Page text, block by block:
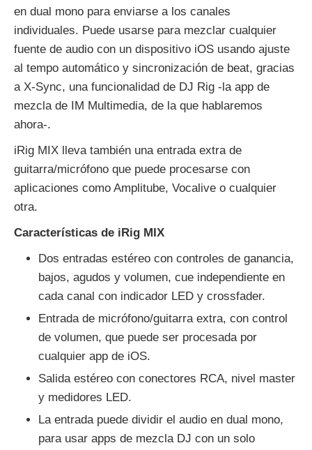
en dual mono para enviarse a los canales
individuales. Puede usarse para mezclar cualquier
fuente de audio con un dispositivo iOS usando ajuste
al tempo automático y sincronización de beat, gracias
a X-Sync, una funcionalidad de DJ Rig -la app de
mezcla de IM Multimedia, de la que hablaremos
ahora-.
iRig MIX lleva también una entrada extra de
guitarra/micrófono que puede procesarse con
aplicaciones como Amplitube, Vocalive o cualquier
otra.
Características de iRig MIX
Dos entradas estéreo con controles de ganancia,
bajos, agudos y volumen, cue independiente en
cada canal con indicador LED y crossfader.
Entrada de micrófono/guitarra extra, con control
de volumen, que puede ser procesada por
cualquier app de iOS.
Salida estéreo con conectores RCA, nivel master
y medidores LED.
La entrada puede dividir el audio en dual mono,
para usar apps de mezcla DJ con un solo